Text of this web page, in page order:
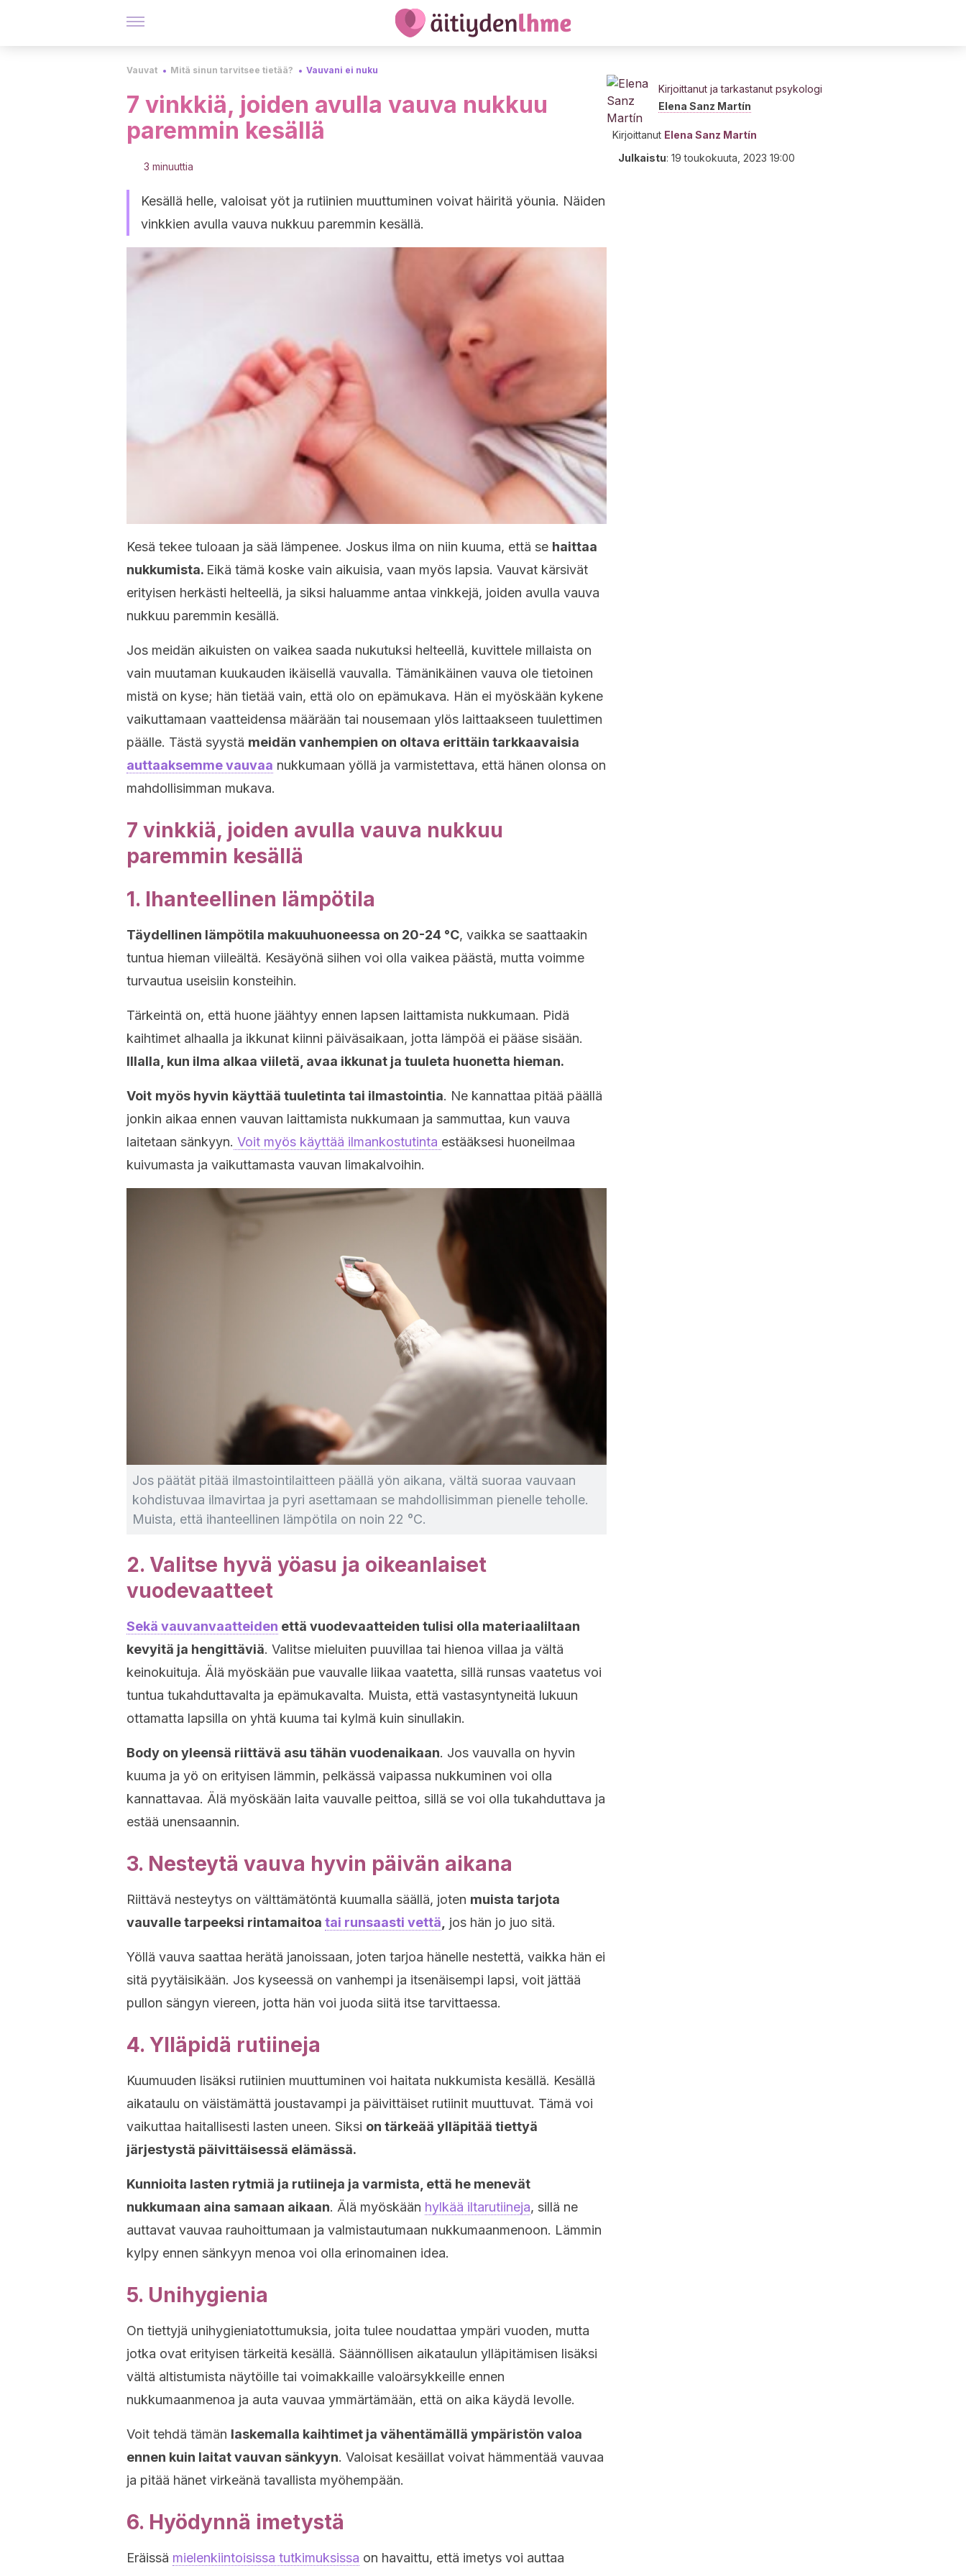
Vauvat Mitä sinun tarvitsee tietää? Vauvani ei nuku
7 vinkkiä, joiden avulla vauva nukkuu
paremmin kesällä
3 minuuttia
Kesällä helle, valoisat yöt ja rutiinien muuttuminen voivat häiritä yöunia. Näiden
vinkkien avulla vauva nukkuu paremmin kesällä.
Kesä tekee tuloaan ja sää lämpenee. Joskus ilma on niin kuuma, että se haittaa
nukkumista. Eikä tämä koske vain aikuisia, vaan myös lapsia. Vauvat kärsivät
erityisen herkästi helteellä, ja siksi haluamme antaa vinkkejä, joiden avulla vauva
nukkuu paremmin kesällä.
Jos meidän aikuisten on vaikea saada nukutuksi helteellä, kuvittele millaista on
vain muutaman kuukauden ikäisellä vauvalla. Tämänikäinen vauva ole tietoinen
mistä on kyse; hän tietää vain, että olo on epämukava. Hän ei myöskään kykene
vaikuttamaan vaatteidensa määrään tai nousemaan ylös laittaakseen tuulettimen
päälle. Tästä syystä meidän vanhempien on oltava erittäin tarkkaavaisia
auttaaksemme vauvaa nukkumaan yöllä ja varmistettava, että hänen olonsa on
mahdollisimman mukava.
7 vinkkiä, joiden avulla vauva nukkuu
paremmin kesällä
1. Ihanteellinen lämpötila
Täydellinen lämpötila makuuhuoneessa on 20-24 °C, vaikka se saattaakin
tuntua hieman viileältä. Kesäyönä siihen voi olla vaikea päästä, mutta voimme
turvautua useisiin konsteihin.
Tärkeintä on, että huone jäähtyy ennen lapsen laittamista nukkumaan. Pidä
kaihtimet alhaalla ja ikkunat kiinni päiväsaikaan, jotta lämpöä ei pääse sisään.
Illalla, kun ilma alkaa viiletä, avaa ikkunat ja tuuleta huonetta hieman.
Voit myös hyvin käyttää tuuletinta tai ilmastointia. Ne kannattaa pitää päällä
jonkin aikaa ennen vauvan laittamista nukkumaan ja sammuttaa, kun vauva
laitetaan sänkyyn. Voit myös käyttää ilmankostutinta estääksesi huoneilmaa
kuivumasta ja vaikuttamasta vauvan limakalvoihin.
Jos päätät pitää ilmastointilaitteen päällä yön aikana, vältä suoraa vauvaan
kohdistuvaa ilmavirtaa ja pyri asettamaan se mahdollisimman pienelle teholle.
Muista, että ihanteellinen lämpötila on noin 22 °C.
2. Valitse hyvä yöasu ja oikeanlaiset
vuodevaatteet
Sekä vauvanvaatteiden että vuodevaatteiden tulisi olla materiaaliltaan
kevyitä ja hengittäviä. Valitse mieluiten puuvillaa tai hienoa villaa ja vältä
keinokuituja. Älä myöskään pue vauvalle liikaa vaatetta, sillä runsas vaatetus voi
tuntua tukahduttavalta ja epämukavalta. Muista, että vastasyntyneitä lukuun
ottamatta lapsilla on yhtä kuuma tai kylmä kuin sinullakin.
Body on yleensä riittävä asu tähän vuodenaikaan. Jos vauvalla on hyvin
kuuma ja yö on erityisen lämmin, pelkässä vaipassa nukkuminen voi olla
kannattavaa. Älä myöskään laita vauvalle peittoa, sillä se voi olla tukahduttava ja
estää unensaannin.
3. Nesteytä vauva hyvin päivän aikana
Riittävä nesteytys on välttämätöntä kuumalla säällä, joten muista tarjota
vauvalle tarpeeksi rintamaitoa tai runsaasti vettä jos hän jo juo sitä.
Yöllä vauva saattaa herätä janoissaan, joten tarjoa hänelle nestettä, vaikka hän ei
sitä pyytäisikään. Jos kyseessä on vanhempi ja itsenäisempi lapsi, voit jättää
pullon sängyn viereen, jotta hän voi juoda siitä itse tarvittaessa.
4. Ylläpidä rutiineja
Kuumuuden lisäksi rutiinien muuttuminen voi haitata nukkumista kesällä. Kesällä
aikataulu on väistämättä joustavampi ja päivittäiset rutiinit muuttuvat. Tämä voi
vaikuttaa haitallisesti lasten uneen. Siksi on tärkeää ylläpitää tiettyä
järjestystä päivittäisessä elämässä.
Kunnioita lasten rytmiä ja rutiineja ja varmista, että he menevät
nukkumaan aina samaan aikaan. Älä myöskään hylkää iltarutiineja, sillä ne
auttavat vauvaa rauhoittumaan ja valmistautumaan nukkumaanmenoon. Lämmin
kylpy ennen sänkyyn menoa voi olla erinomainen idea.
5. Unihygienia
On tiettyjä unihygieniatottumuksia, joita tulee noudattaa ympäri vuoden, mutta
jotka ovat erityisen tärkeitä kesällä. Säännöllisen aikataulun ylläpitämisen lisäksi
vältä altistumista näytöille tai voimakkaille valoärsykkeille ennen
nukkumaanmenoa ja auta vauvaa ymmärtämään, että on aika käydä levolle.
Voit tehdä tämän laskemalla kaihtimet ja vähentämällä ympäristön valoa
ennen kuin laitat vauvan sänkyyn. Valoisat kesäillat voivat hämmentää vauvaa
ja pitää hänet virkeänä tavallista myöhempään.
6. Hyödynnä imetystä
Eräissä mielenkiintoisissa tutkimuksissa on havaittu, että imetys voi auttaa
Kirjoittanut ja tarkastanut psykologi
Elena Sanz Martín
Kirjoittanut Elena Sanz Martín
Julkaistu: 19 toukokuuta, 2023 19:00